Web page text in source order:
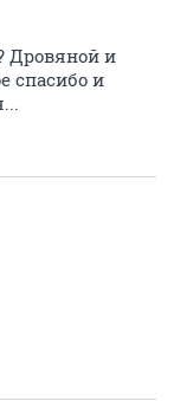
Дровяной и
спасибо и